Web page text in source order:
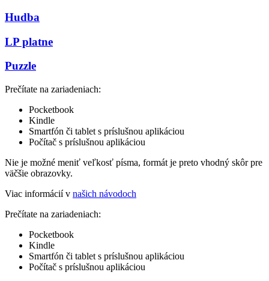
Hudba
LP platne
Puzzle
Prečítate na zariadeniach:
Pocketbook
Kindle
Smartfón či tablet s príslušnou aplikáciou
Počítač s príslušnou aplikáciou
Nie je možné meniť veľkosť písma, formát je preto vhodný skôr pre
väčšie obrazovky.
Viac informácií v našich návodoch
Prečítate na zariadeniach:
Pocketbook
Kindle
Smartfón či tablet s príslušnou aplikáciou
Počítač s príslušnou aplikáciou